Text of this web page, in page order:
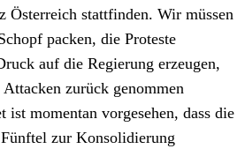
Österreich stattfinden. Wir müssen
packen, die Proteste
auf die Regierung erzeugen,
Attacken zurück genommen
ist momentan vorgesehen, dass die
zur Konsolidierung